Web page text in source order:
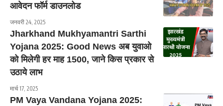
आवेदन फॉर्म डाउनलोड
जनवरी 24, 2025
Jharkhand Mukhyamantri Sarthi
Yojana 2025: Good News अब युवाओ
को मिलेगी हर माह 1500, जाने किस प्रकार से
उठाये लाभ
मार्च 17, 2025
PM Vaya Vandana Yojana 2025: